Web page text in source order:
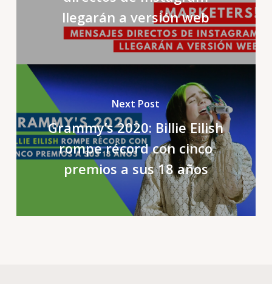
llegarán a versión web
Next Post
Grammy’s 2020: Billie Eilish
rompe récord con cinco
premios a sus 18 años